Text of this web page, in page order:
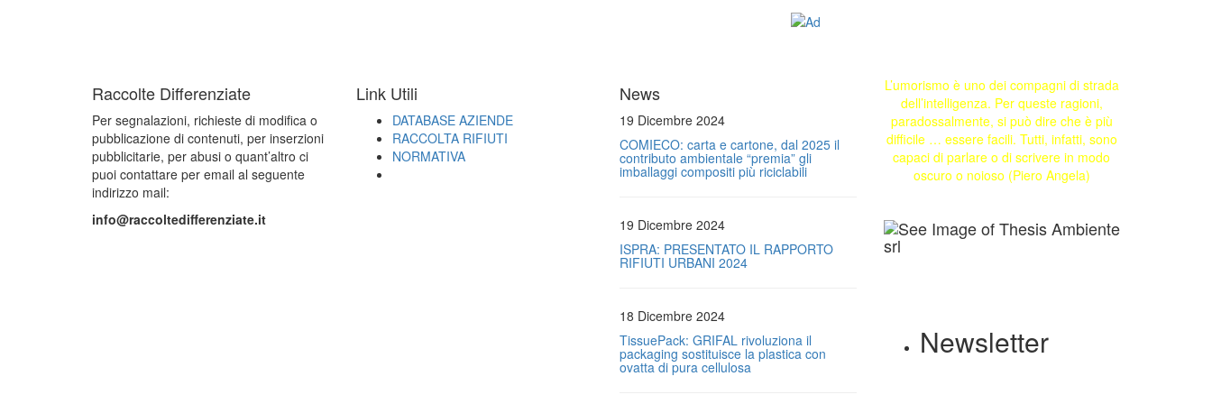
Raccolte Differenziate
Per segnalazioni, richieste di modifica o
pubblicazione di contenuti, per inserzioni
pubblicitarie, per abusi o quant’altro ci
puoi contattare per email al seguente
indirizzo mail:
info@raccoltedifferenziate.it
Link Utili
DATABASE AZIENDE
RACCOLTA RIFIUTI
NORMATIVA
News
19 Dicembre 2024
COMIECO: carta e cartone, dal 2025 il
contributo ambientale “premia” gli
imballaggi compositi più riciclabili
19 Dicembre 2024
ISPRA: PRESENTATO IL RAPPORTO
RIFIUTI URBANI 2024
18 Dicembre 2024
TissuePack: GRIFAL rivoluziona il
packaging sostituisce la plastica con
ovatta di pura cellulosa
L’umorismo è uno dei compagni di strada
dell’intelligenza. Per queste ragioni,
paradossalmente, si può dire che è più
difficile … essere facili. Tutti, infatti, sono
capaci di parlare o di scrivere in modo
oscuro o noioso (Piero Angela)
Newsletter